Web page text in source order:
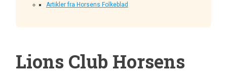
Artikler fra Horsens Folkeblad
Lions Club Horsens